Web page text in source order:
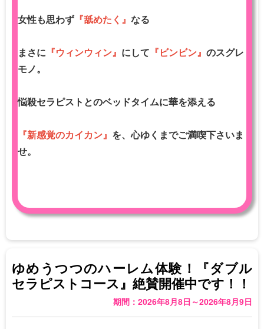
女性も思わず 『舐めたく』 なる
まさに 『ウィンウィン』 にして 『ビンビン』 のスグレ
モノ。
悩殺セラピストとのベッドタイムに華を添える
『新感覚のカイカン』 を、心ゆくまでご満喫下さいま
せ。
ゆめうつつのハーレム体験！『ダブル
セラピストコース』絶賛開催中です！！
期間：2026年8月8日～2026年8月9日